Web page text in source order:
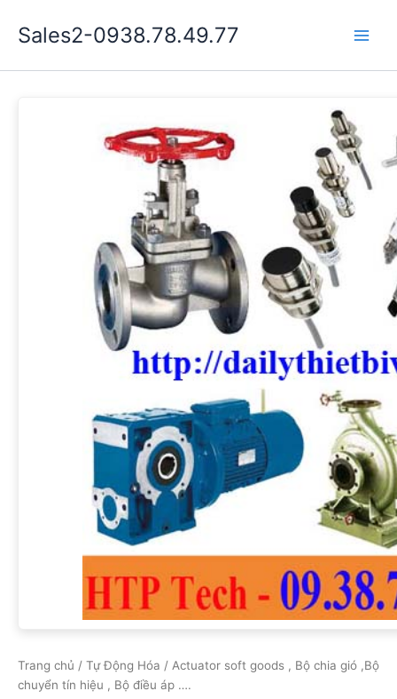
dung
Sales2-0938.78.49.77
Trang chủ / Tự Động Hóa / Actuator soft goods , Bộ chia gió ,Bộ
chuyển tín hiệu , Bộ điều áp ….